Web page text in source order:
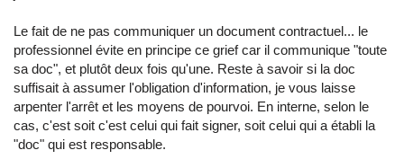
Le fait de ne pas communiquer un document contractuel... le
professionnel évite en principe ce grief car il communique "toute
sa doc", et plutôt deux fois qu'une. Reste à savoir si la doc
suffisait à assumer l'obligation d'information, je vous laisse
arpenter l'arrêt et les moyens de pourvoi. En interne, selon le
cas, c'est soit c'est celui qui fait signer, soit celui qui a établi la
"doc" qui est responsable.